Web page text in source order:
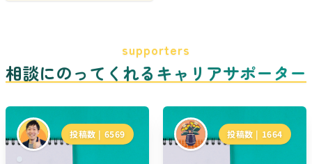
supporters
相談にのってくれるキャリアサポーター
投稿数 | 6569 投稿数 | 1664